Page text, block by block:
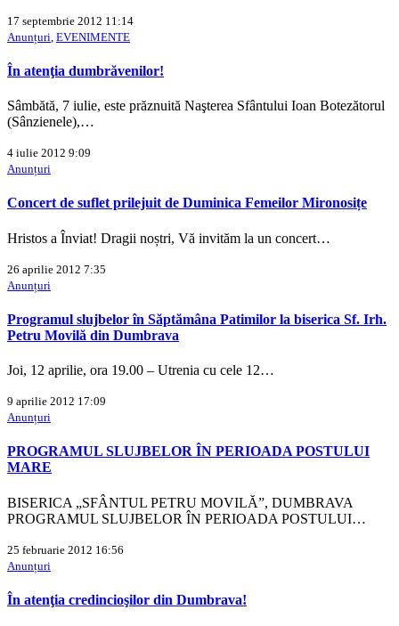
17 septembrie 2012 11:14
Anunțuri EVENIMENTE
În atenţia dumbrăvenilor!
Sâmbătă, 7 iulie, este prăznuită Naşterea Sfântului Ioan Botezătorul
(Sânzienele),…
4 iulie 2012 9:09
Anunțuri
Concert de suflet prilejuit de Duminica Femeilor Mironosițe
Hristos a Înviat! Dragii noștri, Vă invităm la un concert…
26 aprilie 2012 7:35
Anunțuri
Programul slujbelor în Săptămâna Patimilor la biserica Sf. Irh.
Petru Movilă din Dumbrava
Joi, 12 aprilie, ora 19.00 – Utrenia cu cele 12…
9 aprilie 2012 17:09
Anunțuri
PROGRAMUL SLUJBELOR ÎN PERIOADA POSTULUI
MARE
BISERICA „SFÂNTUL PETRU MOVILĂ”, DUMBRAVA
PROGRAMUL SLUJBELOR ÎN PERIOADA POSTULUI…
25 februarie 2012 16:56
Anunțuri
În atenţia credincioşilor din Dumbrava!